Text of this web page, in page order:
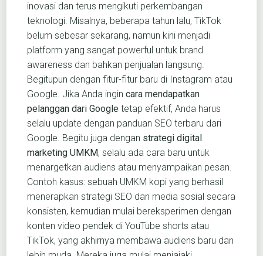
inovasi dan terus mengikuti perkembangan
teknologi. Misalnya, beberapa tahun lalu, TikTok
belum sebesar sekarang, namun kini menjadi
platform yang sangat powerful untuk brand
awareness dan bahkan penjualan langsung.
Begitupun dengan fitur-fitur baru di Instagram atau
Google. Jika Anda ingin cara mendapatkan
pelanggan dari Google tetap efektif, Anda harus
selalu update dengan panduan SEO terbaru dari
Google. Begitu juga dengan strategi digital
marketing UMKM, selalu ada cara baru untuk
menargetkan audiens atau menyampaikan pesan.
Contoh kasus: sebuah UMKM kopi yang berhasil
menerapkan strategi SEO dan media sosial secara
konsisten, kemudian mulai bereksperimen dengan
konten video pendek di YouTube shorts atau
TikTok, yang akhirnya membawa audiens baru dan